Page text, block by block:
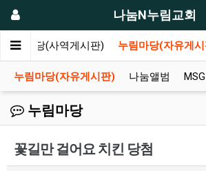
나눔N누림교회
나눔마당(사역게시판) 누림마당(자유게
누림마당(자유게시판) 나눔앨범 MSG
누림마당
꽃길만 걸어요 치킨 당첨